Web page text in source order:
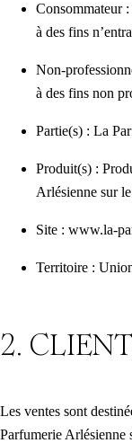
Consommateur
à des fins
Non-
à des fins non
Partie(s) : La
Produit(s) :
Arlésienne sur
Site : www.la-
Territoire :
2.
Les ventes sont
Parfumerie Arlésienne